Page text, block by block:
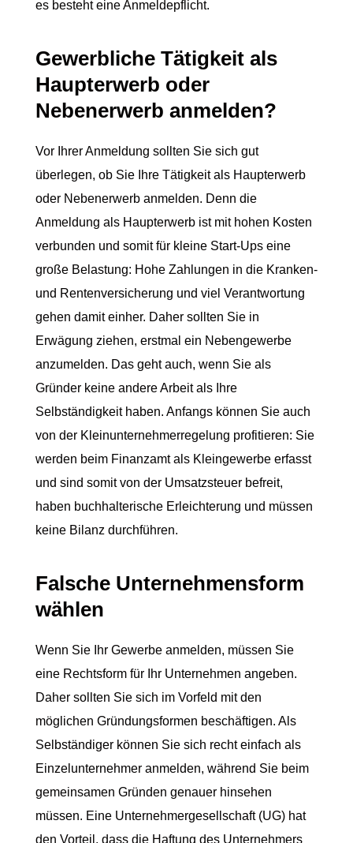
es besteht eine Anmeldepflicht.
Gewerbliche Tätigkeit als
Haupterwerb oder
Nebenerwerb anmelden?
Vor Ihrer Anmeldung sollten Sie sich gut
überlegen, ob Sie Ihre Tätigkeit als Haupterwerb
oder Nebenerwerb anmelden. Denn die
Anmeldung als Haupterwerb ist mit hohen Kosten
verbunden und somit für kleine Start-Ups eine
große Belastung: Hohe Zahlungen in die Kranken-
und Rentenversicherung und viel Verantwortung
gehen damit einher. Daher sollten Sie in
Erwägung ziehen, erstmal ein Nebengewerbe
anzumelden. Das geht auch, wenn Sie als
Gründer keine andere Arbeit als Ihre
Selbständigkeit haben. Anfangs können Sie auch
von der Kleinunternehmerregelung profitieren: Sie
werden beim Finanzamt als Kleingewerbe erfasst
und sind somit von der Umsatzsteuer befreit,
haben buchhalterische Erleichterung und müssen
keine Bilanz durchführen.
Falsche Unternehmensform
wählen
Wenn Sie Ihr Gewerbe anmelden, müssen Sie
eine Rechtsform für Ihr Unternehmen angeben.
Daher sollten Sie sich im Vorfeld mit den
möglichen Gründungsformen beschäftigen. Als
Selbständiger können Sie sich recht einfach als
Einzelunternehmer anmelden, während Sie beim
gemeinsamen Gründen genauer hinsehen
müssen. Eine Unternehmergesellschaft (UG) hat
den Vorteil, dass die Haftung des Unternehmers